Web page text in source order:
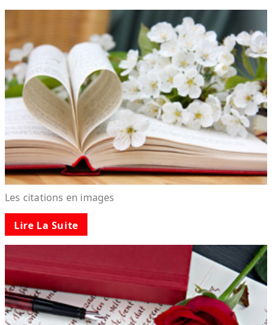
Les citations en images
Lire La Suite